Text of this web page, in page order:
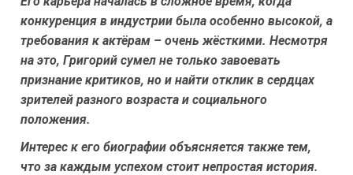
конкуренция в индустрии была особенно высокой, а
требования к актёрам – очень жёсткими. Несмотря
на это, Григорий сумел не только завоевать
признание критиков, но и найти отклик в сердцах
зрителей разного возраста и социального
положения.
Интерес к его биографии объясняется также тем,
что за каждым успехом стоит непростая история.